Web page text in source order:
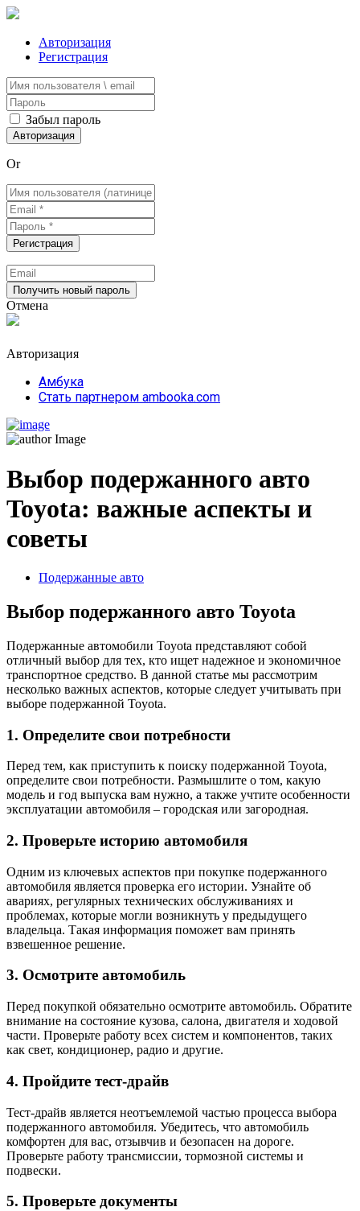
Авторизация
Регистрация
Забыл пароль
Or
Отмена
Авторизация
Амбука
Стать партнером ambooka.com
Выбор подержанного авто
Toyota: важные аспекты и
советы
Подержанные авто
Выбор подержанного авто Toyota
Подержанные автомобили Toyota представляют собой
отличный выбор для тех, кто ищет надежное и экономичное
транспортное средство. В данной статье мы рассмотрим
несколько важных аспектов, которые следует учитывать при
выборе подержанной Toyota.
1. Определите свои потребности
Перед тем, как приступить к поиску подержанной Toyota,
определите свои потребности. Размышлите о том, какую
модель и год выпуска вам нужно, а также учтите особенности
эксплуатации автомобиля – городская или загородная.
2. Проверьте историю автомобиля
Одним из ключевых аспектов при покупке подержанного
автомобиля является проверка его истории. Узнайте об
авариях, регулярных технических обслуживаниях и
проблемах, которые могли возникнуть у предыдущего
владельца. Такая информация поможет вам принять
взвешенное решение.
3. Осмотрите автомобиль
Перед покупкой обязательно осмотрите автомобиль. Обратите
внимание на состояние кузова, салона, двигателя и ходовой
части. Проверьте работу всех систем и компонентов, таких
как свет, кондиционер, радио и другие.
4. Пройдите тест-драйв
Тест-драйв является неотъемлемой частью процесса выбора
подержанного автомобиля. Убедитесь, что автомобиль
комфортен для вас, отзывчив и безопасен на дороге.
Проверьте работу трансмиссии, тормозной системы и
подвески.
5. Проверьте документы